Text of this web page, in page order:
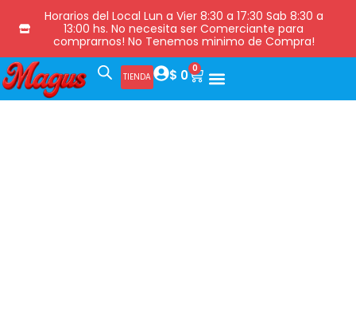
Horarios del Local Lun a Vier 8:30 a 17:30 Sab 8:30 a
13:00 hs. No necesita ser Comerciante para
comprarnos! No Tenemos minimo de Compra!
TIENDA $ 0 0